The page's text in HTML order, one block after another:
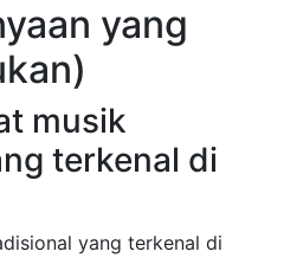
yang
musik
terkenal di
yang terkenal di